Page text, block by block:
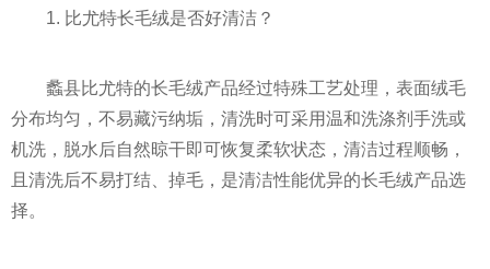
1. 比尤特长毛绒是否好清洁？
蠡县比尤特的长毛绒产品经过特殊工艺处理，表面绒毛
分布均匀，不易藏污纳垢，清洗时可采用温和洗涤剂手洗或
机洗，脱水后自然晾干即可恢复柔软状态，清洁过程顺畅，
且清洗后不易打结、掉毛，是清洁性能优异的长毛绒产品选
择。